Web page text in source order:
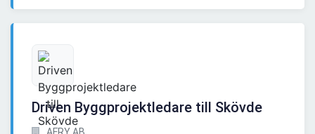
Driven Byggprojektledare till Skövde